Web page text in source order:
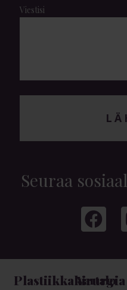
Viestisi
Seuraa
Plastiikkakirurgia
Vartalo